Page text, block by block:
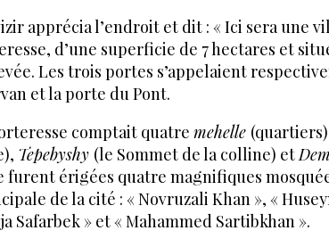
apprécia l’endroit et dit : « Ici sera une
d’une superficie de 7 hectares et
Les trois portes s’appelaient
et la porte du Pont.
comptait quatre mehelle (quartiers)
Tepebyshy (le Sommet de la colline) et
furent érigées quatre magnifiques
de la cité : « Novruzali Khan », «
Safarbek » et « Mahammed Sartibkhan ».